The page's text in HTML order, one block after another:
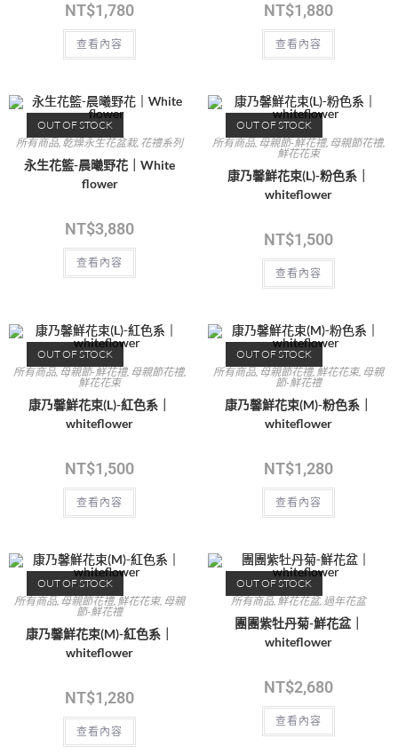
NT$1,780
查看內容
NT$1,880
查看內容
OUT OF STOCK
所有商品, 乾燥永生花盆栽, 花禮系列
永生花籃-晨曦野花｜White
flower
NT$3,880
查看內容
OUT OF STOCK
所有商品, 母親節-鮮花禮, 母親節花禮,
鮮花花束
康乃馨鮮花束(L)-粉色系｜
whiteflower
NT$1,500
查看內容
OUT OF STOCK
所有商品, 母親節-鮮花禮, 母親節花禮,
鮮花花束
康乃馨鮮花束(L)-紅色系｜
whiteflower
NT$1,500
查看內容
OUT OF STOCK
所有商品, 母親節花禮, 鮮花花束, 母親
節-鮮花禮
康乃馨鮮花束(M)-粉色系｜
whiteflower
NT$1,280
查看內容
OUT OF STOCK
所有商品, 母親節花禮, 鮮花花束, 母親
節-鮮花禮
康乃馨鮮花束(M)-紅色系｜
whiteflower
NT$1,280
查看內容
OUT OF STOCK
所有商品, 鮮花花盆, 過年花盆
團團紫牡丹菊-鮮花盆｜
whiteflower
NT$2,680
查看內容